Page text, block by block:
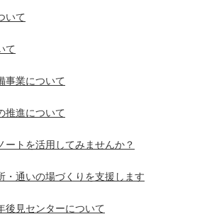
いて
て
事業について
推進について
ートを活用してみませんか？
・通いの場づくりを支援します
後見センターについて